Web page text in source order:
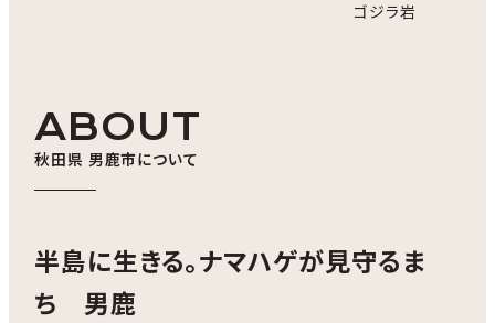
ゴジラ岩
ABOUT
秋田県 男鹿市について
半島に生きる。ナマハゲが見守るま
ち 男鹿